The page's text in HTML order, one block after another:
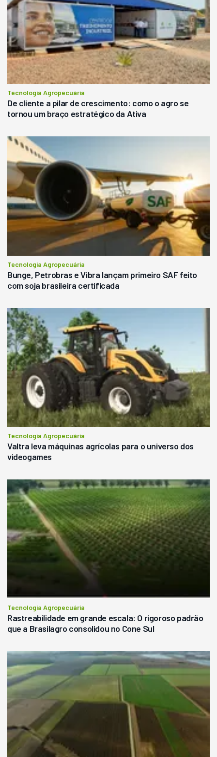
Tecnologia Agropecuária
De cliente a pilar de crescimento: como o agro se
tornou um braço estratégico da Ativa
Tecnologia Agropecuária
Bunge, Petrobras e Vibra lançam primeiro SAF feito
com soja brasileira certificada
Tecnologia Agropecuária
Valtra leva máquinas agrícolas para o universo dos
videogames
Tecnologia Agropecuária
Rastreabilidade em grande escala: O rigoroso padrão
que a Brasilagro consolidou no Cone Sul